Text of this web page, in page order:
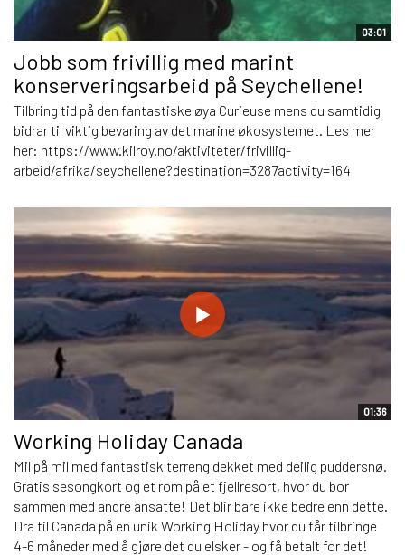
03:01
Jobb som frivillig med marint
konserveringsarbeid på Seychellene!
Tilbring tid på den fantastiske øya Curieuse mens du samtidig
bidrar til viktig bevaring av det marine økosystemet. Les mer
her: https://www.kilroy.no/aktiviteter/frivillig-
arbeid/afrika/seychellene?destination=3287activity=164
01:36
Working Holiday Canada
Mil på mil med fantastisk terreng dekket med deilig puddersnø.
Gratis sesongkort og et rom på et fjellresort, hvor du bor
sammen med andre ansatte! Det blir bare ikke bedre enn dette.
Dra til Canada på en unik Working Holiday hvor du får tilbringe
4-6 måneder med å gjøre det du elsker - og få betalt for det!